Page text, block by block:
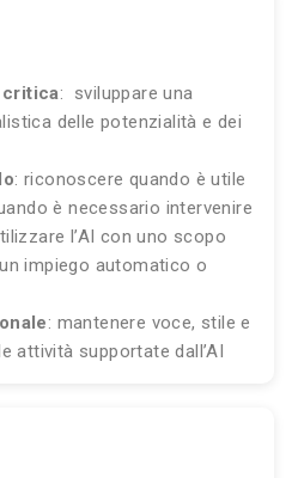
critica: sviluppare una
delle potenzialità e dei
: riconoscere quando è utile
è necessario intervenire
l’AI con uno scopo
impiego automatico o
: mantenere voce, stile e
attività supportate dall’AI